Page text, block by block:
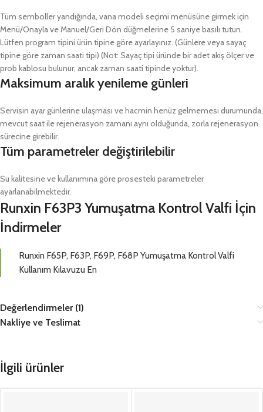
Tüm semboller yandığında, vana modeli seçimi menüsüne girmek için
Menü/Onayla ve Manuel/Geri Dön düğmelerine 5 saniye basılı tutun.
Lütfen program tipini ürün tipine göre ayarlayınız. (Günlere veya sayaç
tipine göre zaman saati tipi) (Not: Sayaç tipi üründe bir adet akış ölçer ve
prob kablosu bulunur, ancak zaman saati tipinde yoktur).
Maksimum aralık yenileme günleri
Servisin ayar günlerine ulaşması ve hacmin henüz gelmemesi durumunda,
mevcut saat ile rejenerasyon zamanı aynı olduğunda, zorla rejenerasyon
sürecine girebilir.
Tüm parametreler değiştirilebilir
Su kalitesine ve kullanımına göre prosesteki parametreler
ayarlanabilmektedir.
Runxin F63P3 Yumuşatma Kontrol Valfi İçin
İndirmeler
Runxin F65P, F63P, F69P, F68P Yumuşatma Kontrol Valfi
Kullanım Kılavuzu En
Değerlendirmeler (1)
Nakliye ve Teslimat
İlgili ürünler